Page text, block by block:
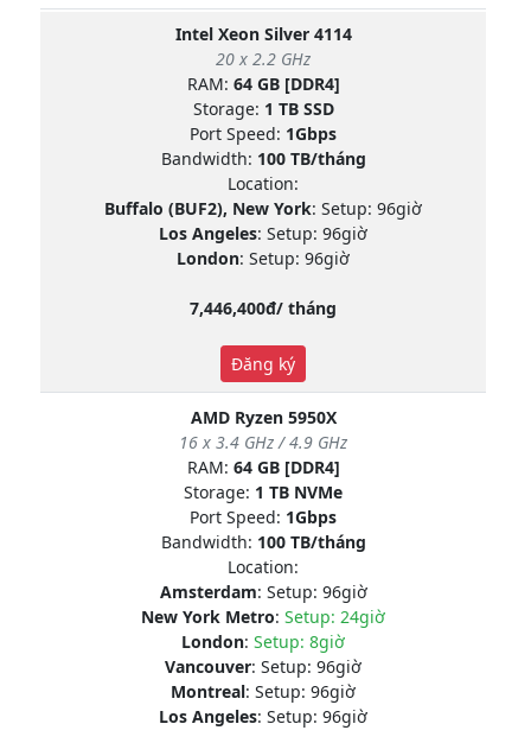
Intel Xeon Silver 4114
20 x 2.2 GHz
RAM: 64 GB [DDR4]
Storage: 1 TB SSD
Port Speed: 1Gbps
Bandwidth: 100 TB/tháng
Location:
Buffalo (BUF2), New York: Setup: 96giờ
Los Angeles: Setup: 96giờ
London: Setup: 96giờ
7,446,400đ/ tháng
Đăng ký
AMD Ryzen 5950X
16 x 3.4 GHz / 4.9 GHz
RAM: 64 GB [DDR4]
Storage: 1 TB NVMe
Port Speed: 1Gbps
Bandwidth: 100 TB/tháng
Location:
Amsterdam: Setup: 96giờ
New York Metro: Setup: 24giờ
London: Setup: 8giờ
Vancouver: Setup: 96giờ
Montreal: Setup: 96giờ
Los Angeles: Setup: 96giờ